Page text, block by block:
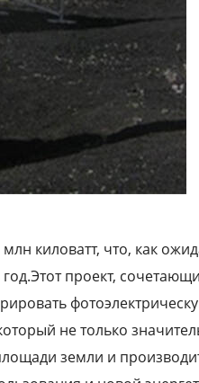
киловатт, что, как
проект,
не только
земли и